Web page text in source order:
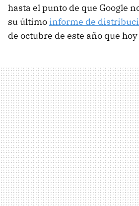
hasta el punto de que Google
su último informe de
de octubre de este año que